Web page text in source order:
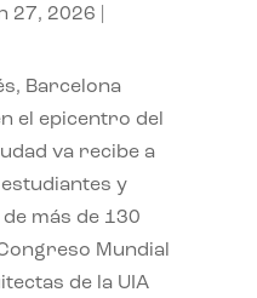
27, 2026
Barcelona
el epicentro del
va recibe a
y
más de 130
Mundial
de la UIA